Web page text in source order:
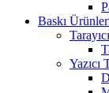
Baskı
Tarayıcı
Yazıcı